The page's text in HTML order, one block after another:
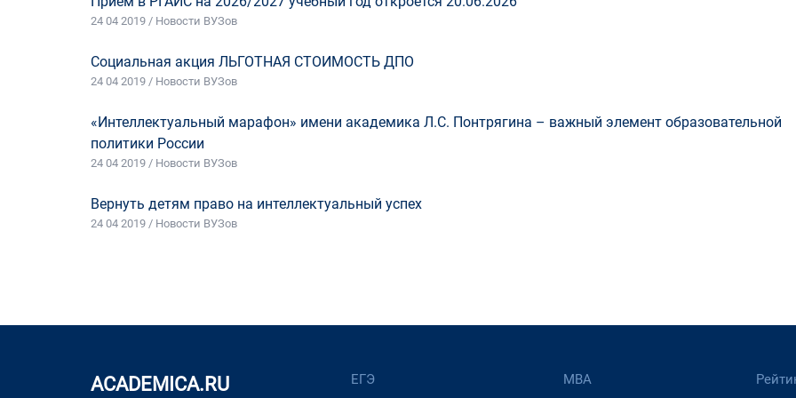
24 04 2019 / Новости ВУЗов
Социальная акция ЛЬГОТНАЯ СТОИМОСТЬ ДПО
24 04 2019 / Новости ВУЗов
«Интеллектуальный марафон» имени академика Л.С. Понтрягина – важный элемент образовательной
политики России
24 04 2019 / Новости ВУЗов
Вернуть детям право на интеллектуальный успех
24 04 2019 / Новости ВУЗов
ACADEMICA.RU ЕГЭ МВА